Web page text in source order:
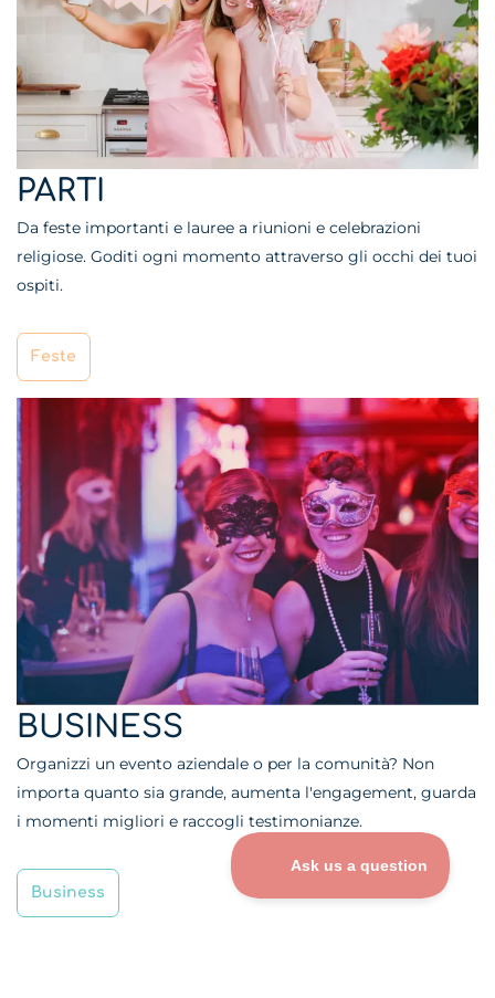
PARTI
Da feste importanti e lauree a riunioni e celebrazioni
religiose. Goditi ogni momento attraverso gli occhi dei tuoi
ospiti.
Feste
BUSINESS
Organizzi un evento aziendale o per la comunità? Non
importa quanto sia grande, aumenta l'engagement, guarda
i momenti migliori e raccogli testimonianze.
Business